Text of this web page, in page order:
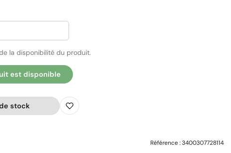
la disponibilité du produit.
est disponible
stock
Référence :3400307728114